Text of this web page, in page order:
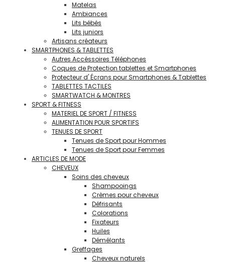
Matelas
Ambiances
Lits bébés
Lits juniors
Artisans créateurs
SMARTPHONES & TABLETTES
Autres Accéssoires Téléphones
Coques de Protection tablettes et Smartphones
Protecteur d' Écrans pour Smartphones & Tablettes
TABLETTES TACTILES
SMARTWATCH & MONTRES
SPORT & FITNESS
MATERIEL DE SPORT / FITNESS
ALIMENTATION POUR SPORTIFS
TENUES DE SPORT
Tenues de Sport pour Hommes
Tenues de Sport pour Femmes
ARTICLES DE MODE
CHEVEUX
Soins des cheveux
Shampooings
Crèmes pour cheveux
Défrisants
Colorations
Fixateurs
Huiles
Démélants
Greffages
Cheveux naturels